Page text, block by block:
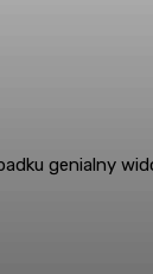
genialny